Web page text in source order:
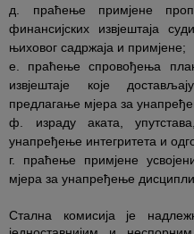
д. праћење примјене
финансијских извјештаја
њиховог садржаја и примјене;
е. праћење спровођења
извјештаје које
предлагање мјера за
ф. израду аката,
унапређење интегритета и
г. праћење примјене
мјера за унапређење
Стална комисија је